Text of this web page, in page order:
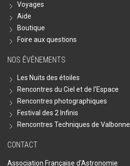
Voyages
Aide
Boutique
Foire aux questions
NOS ÉVÉNEMENTS
Les Nuits des étoiles
Rencontres du Ciel et de l'Espace
Rencontres photographiques
Festival des 2 Infinis
Rencontres Techniques de Valbonne
CONTACT
Association Française d'Astronomie